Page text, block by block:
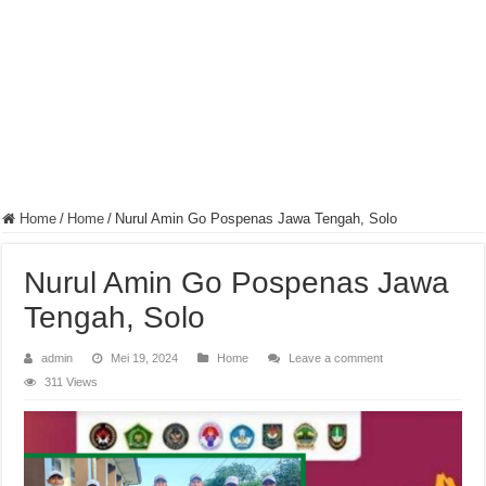
Home / Home / Nurul Amin Go Pospenas Jawa Tengah, Solo
Nurul Amin Go Pospenas Jawa
Tengah, Solo
admin Mei 19, 2024 Home
Leave a comment
311 Views